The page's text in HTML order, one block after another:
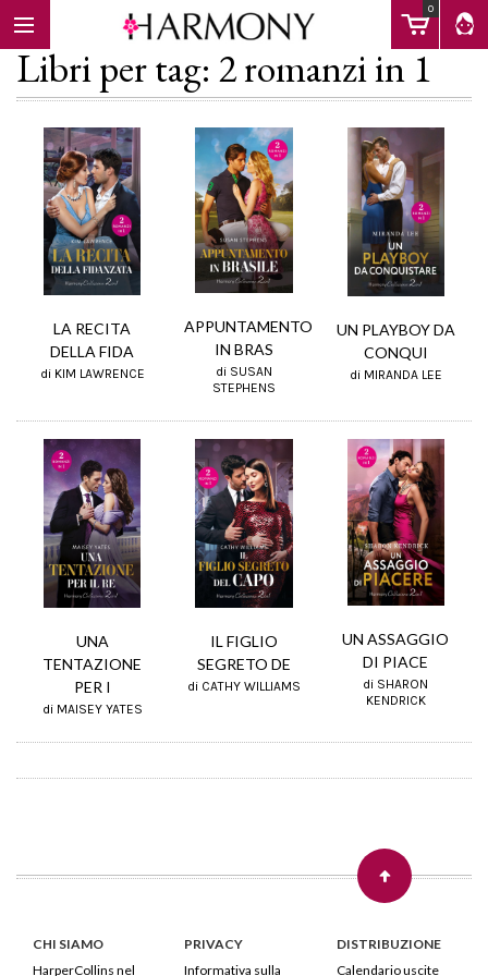
0
EBOOK
Calendario
Libri per tag: 2 romanzi in 1
LA RECITA
DELLA FIDA
di KIM LAWRENCE
APPUNTAMENTO
IN BRAS
di SUSAN
STEPHENS
UN PLAYBOY DA
CONQUI
di MIRANDA LEE
UNA
TENTAZIONE
PER I
di MAISEY YATES
IL FIGLIO
SEGRETO DE
di CATHY WILLIAMS
UN ASSAGGIO
DI PIACE
di SHARON
KENDRICK
CHI SIAMO
HarperCollins nel
PRIVACY
Informativa sulla
DISTRIBUZIONE
Calendario uscite